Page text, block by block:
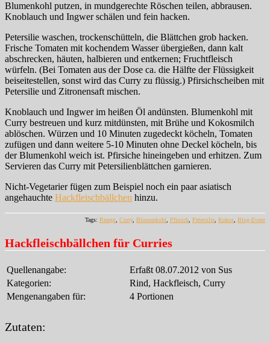
Blumenkohl putzen, in mundgerechte Röschen teilen, abbrausen.
Knoblauch und Ingwer schälen und fein hacken.
Petersilie waschen, trockenschütteln, die Blättchen grob hacken.
Frische Tomaten mit kochendem Wasser übergießen, dann kalt
abschrecken, häuten, halbieren und entkernen; Fruchtfleisch
würfeln. (Bei Tomaten aus der Dose ca. die Hälfte der Flüssigkeit
beiseitestellen, sonst wird das Curry zu flüssig.) Pfirsichscheiben mit
Petersilie und Zitronensaft mischen.
Knoblauch und Ingwer im heißen Öl andünsten. Blumenkohl mit
Curry bestreuen und kurz mitdünsten, mit Brühe und Kokosmilch
ablöschen. Würzen und 10 Minuten zugedeckt köcheln, Tomaten
zufügen und dann weitere 5-10 Minuten ohne Deckel köcheln, bis
der Blumenkohl weich ist. Pfirsiche hineingeben und erhitzen. Zum
Servieren das Curry mit Petersilienblättchen garnieren.
Nicht-Vegetarier fügen zum Beispiel noch ein paar asiatisch
angehauchte Hackfleischbällchen hinzu.
Tags: Rezept Curry, Blumenkohl Pfirsich Petersilie Kokos Blog-Event
Hackfleischbällchen für Curries
Quellenangabe:
Erfaßt 08.07.2012 von Sus
Kategorien:
Rind, Hackfleisch, Curry
Mengenangaben für:
4 Portionen
Zutaten: